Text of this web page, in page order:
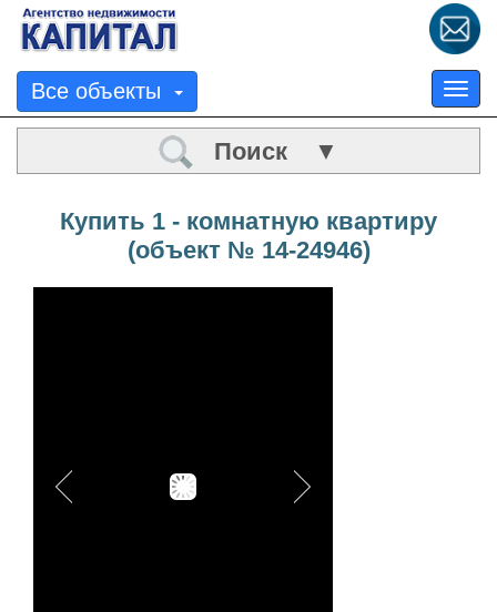
Все объекты
Поиск ▼
Купить 1 - комнатную квартиру
(объект № 14-24946)